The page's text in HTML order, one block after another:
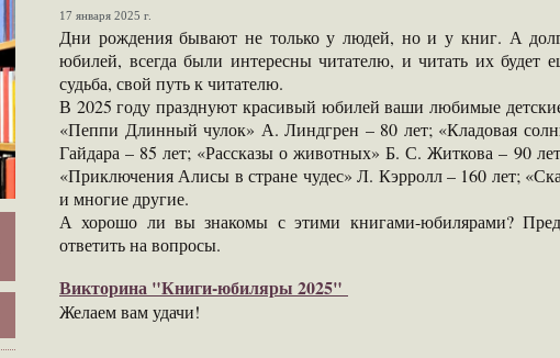
17 января 2025 г.
Дни рождения бывают не только у людей, но и у книг. А
юбилей, всегда были интересны читателю, и читать их
судьба, свой путь к читателю.
В 2025 году празднуют красивый юбилей ваши любимые
«Пеппи Длинный чулок» А. Линдгрен – 80 лет; «Кладовая
Гайдара – 85 лет; «Рассказы о животных» Б. С. Житкова – 90
«Приключения Алисы в стране чудес» Л. Кэрролл – 160 лет;
и многие другие.
А хорошо ли вы знакомы с этими книгами-юбилярами?
ответить на вопросы.
Викторина "Книги-юбиляры 2025"
Желаем вам удачи!